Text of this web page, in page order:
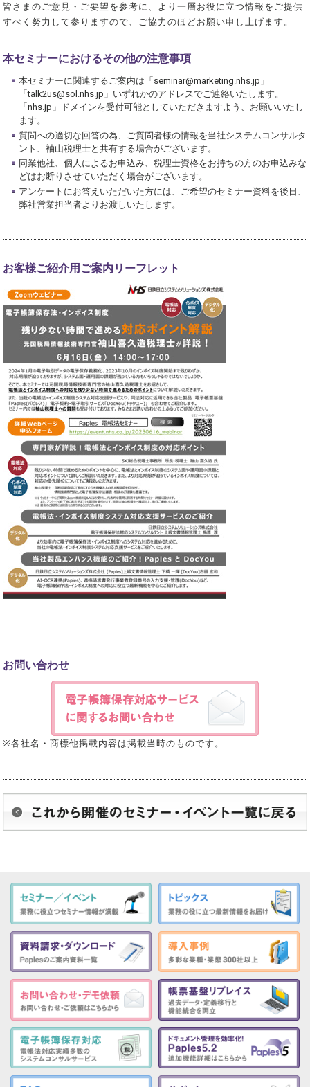
皆さまのご意見・ご要望を参考に、より一層お役に立つ情報をご提供
すべく努力して参りますので、ご協力のほどお願い申し上げます。
本セミナーにおけるその他の注意事項
本セミナーに関連するご案内は「seminar@marketing.nhs.jp」
「talk2us@sol.nhs.jp」いずれかのアドレスでご連絡いたします。
「nhs.jp」ドメインを受付可能としていただきますよう、お願いいたし
ます。
質問への適切な回答の為、ご質問者様の情報を当社システムコンサルタ
ント、袖山税理士と共有する場合がございます。
同業他社、個人によるお申込み、税理士資格をお持ちの方のお申込みな
どはお断りさせていただく場合がございます。
アンケートにお答えいただいた方には、ご希望のセミナー資料を後日、
弊社営業担当者よりお渡しいたします。
お客様ご紹介用ご案内リーフレット
お問い合わせ
※各社名・商標他掲載内容は掲載当時のものです。